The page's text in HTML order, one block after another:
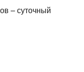
– суточный